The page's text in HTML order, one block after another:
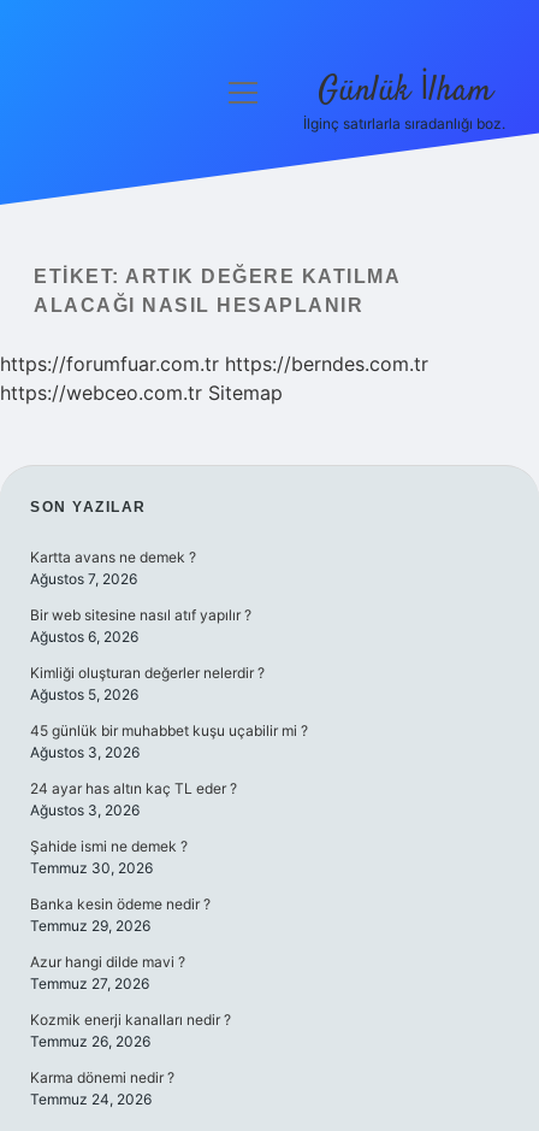
Yasal Uyarı
menüyü
Günlük İlham
İlginç satırlarla sıradanlığı boz.
ETIKET: ARTIK DEĞERE KATILMA
ALACAĞI NASIL HESAPLANIR
https://forumfuar.com.tr https://berndes.com.tr
https://webceo.com.tr Sitemap
SIDEBAR
SON YAZILAR
Kartta avans ne demek ?
Ağustos 7, 2026
Bir web sitesine nasıl atıf yapılır ?
Ağustos 6, 2026
Kimliği oluşturan değerler nelerdir ?
Ağustos 5, 2026
45 günlük bir muhabbet kuşu uçabilir mi ?
Ağustos 3, 2026
24 ayar has altın kaç TL eder ?
Ağustos 3, 2026
Şahide ismi ne demek ?
Temmuz 30, 2026
Banka kesin ödeme nedir ?
Temmuz 29, 2026
Azur hangi dilde mavi ?
Temmuz 27, 2026
Kozmik enerji kanalları nedir ?
Temmuz 26, 2026
Karma dönemi nedir ?
Temmuz 24, 2026